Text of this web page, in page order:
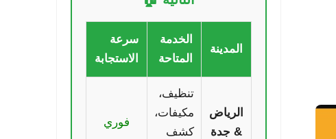
المدينة
الخدمة
المتاحة
سرعة
الاستجابة
الرياض
& جدة
تنظيف،
مكيفات،
كشف
فوري